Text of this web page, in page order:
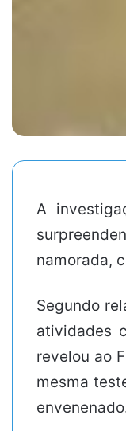
A
namorada,
Segundo
atividades
revelou ao
mesma